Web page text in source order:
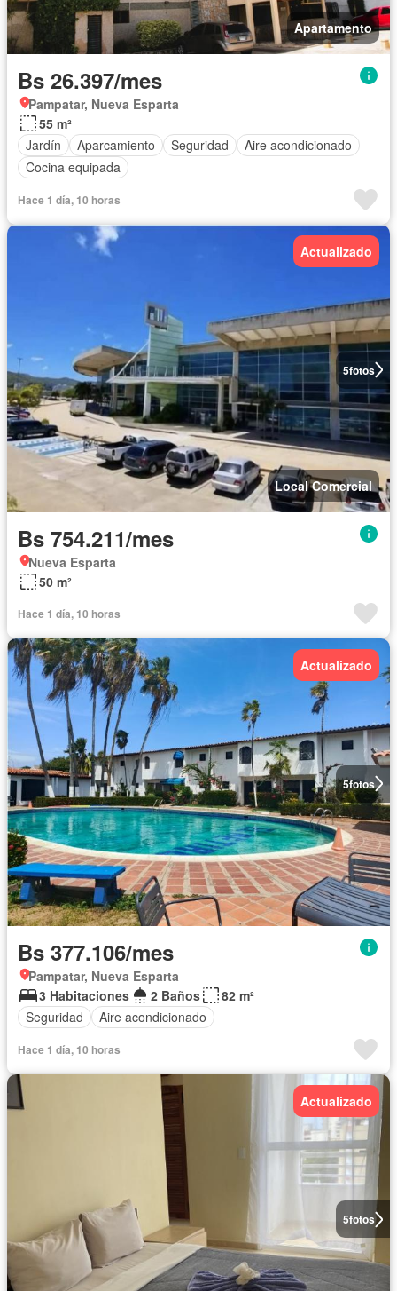
Apartamento
Bs 26.397/mes
Pampatar, Nueva Esparta
55 m²
Jardín
Aparcamiento Seguridad
Aire acondicionado
Cocina equipada
Hace 1 día, 10 horas
5fotos
Actualizado
Local Comercial
Bs 754.211/mes
Nueva Esparta
50 m²
Hace 1 día, 10 horas
5fotos
Actualizado
Bs 377.106/mes
Pampatar, Nueva Esparta
3 Habitaciones
2 Baños
82 m²
Seguridad
Aire acondicionado
Hace 1 día, 10 horas
5fotos
Actualizado